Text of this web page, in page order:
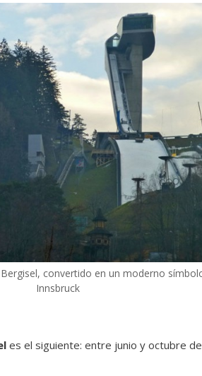
convertido en un moderno
Innsbruck
es el siguiente: entre junio y octubre